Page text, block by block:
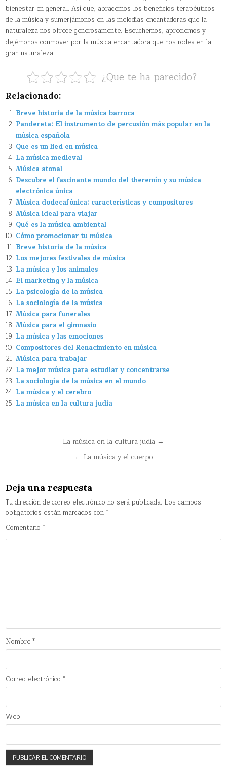
bienestar en general. Así que, abracemos los beneficios terapéuticos
de la música y sumerjámonos en las melodías encantadoras que la
naturaleza nos ofrece generosamente. Escuchemos, apreciemos y
dejémonos conmover por la música encantadora que nos rodea en la
gran naturaleza.
¿Que te ha parecido?
Relacionado:
Breve historia de la música barroca
Pandereta: El instrumento de percusión más popular en la
música española
Que es un lied en música
La música medieval
Música atonal
Descubre el fascinante mundo del theremín y su música
electrónica única
Música dodecafónica: características y compositores
Música ideal para viajar
Qué es la música ambiental
Cómo promocionar tu música
Breve historia de la música
Los mejores festivales de música
La música y los animales
El marketing y la música
La psicología de la música
La sociología de la música
Música para funerales
Música para el gimnasio
La música y las emociones
Compositores del Renacimiento en música
Música para trabajar
La mejor música para estudiar y concentrarse
La sociología de la música en el mundo
La música y el cerebro
La música en la cultura judia
NavegaciónLa música en la cultura judia →
← La música y el cuerpo
Deja una respuesta
Tu dirección de correo electrónico no será publicada. Los campos
obligatorios están marcados con*
Comentario*
Nombre*
Correo electrónico*
Web